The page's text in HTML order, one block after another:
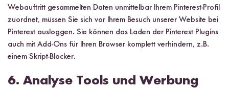
Webauftritt gesammelten Daten unmittelbar Ihrem Pinterest-Profil
zuordnet, müssen Sie sich vor Ihrem Besuch unserer Website bei
Pinterest ausloggen. Sie können das Laden der Pinterest Plugins
auch mit Add-Ons für Ihren Browser komplett verhindern, z.B.
einem Skript-Blocker.
6. Analyse Tools und Werbung